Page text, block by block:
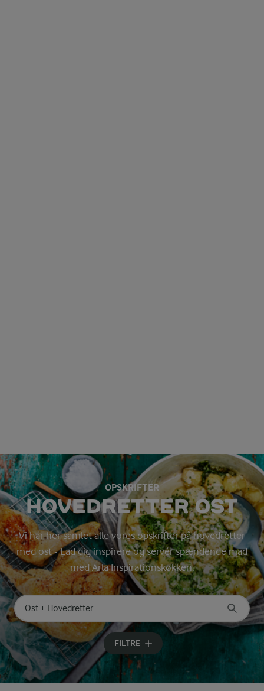
OPSKRIFTER
HOVEDRETTER OST
Vi har her samlet alle vores opskrifter på hovedretter
med ost - Lad dig inspirere og servér spændende mad
med Arla Inspirationskøkken.
Søg på kategori
Indtast søgeord for at søge
FILTRE